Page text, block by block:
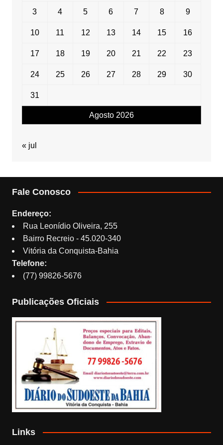
Agosto 2026
3 4 5 6 7 8 9
10 11 12 13 14 15 16
17 18 19 20 21 22 23
24 25 26 27 28 29 30
31
« jul
Fale Conosco
Endereço:
Rua Leonídio Oliveira, 255
Bairro Recreio - 45.020-340
Vitória da Conquista-Bahia
Telefone:
(77) 99826-5676
Publicações Oficiais
Links